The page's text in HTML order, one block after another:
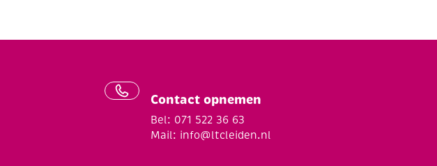
Contact opnemen
Bel: 071 522 36 63
Mail: info@ltcleiden.nl